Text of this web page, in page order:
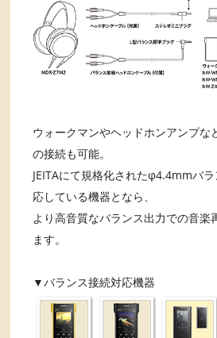
ウォークマンやヘッドホンアンプな
の接続も可能。
JEITAにて規格化されたφ4.4mmバ
応している機器となら、
より高音質なバランス出力での音楽
ます。
▼バランス接続対応機器